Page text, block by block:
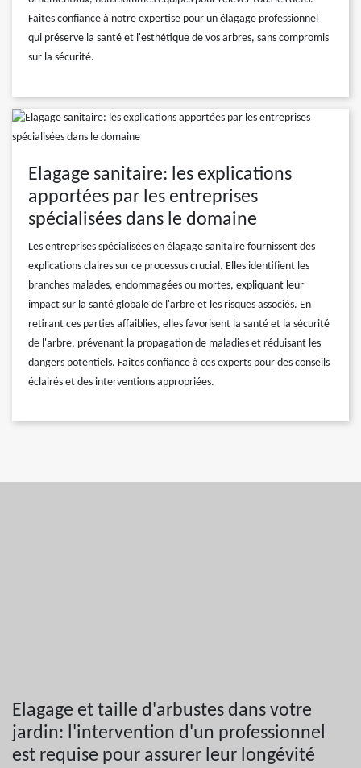
Faites confiance à notre expertise pour un élagage professionnel
qui préserve la santé et l'esthétique de vos arbres, sans compromis
sur la sécurité.
Elagage sanitaire: les explications
apportées par les entreprises
spécialisées dans le domaine
Les entreprises spécialisées en élagage sanitaire fournissent des
explications claires sur ce processus crucial. Elles identifient les
branches malades, endommagées ou mortes, expliquant leur
impact sur la santé globale de l'arbre et les risques associés. En
retirant ces parties affaiblies, elles favorisent la santé et la sécurité
de l'arbre, prévenant la propagation de maladies et réduisant les
dangers potentiels. Faites confiance à ces experts pour des conseils
éclairés et des interventions appropriées.
Elagage et taille d'arbustes dans votre
jardin: l'intervention d'un professionnel
est requise pour assurer leur longévité